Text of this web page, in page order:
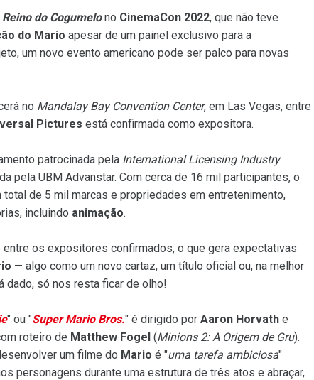
Reino do Cogumelono CinemaCon 2022, que não teve
do Mario apesar de um painel exclusivo para a
um novo evento americano pode ser palco para novas
no Mandalay Bay Convention Center, em Las Vegas, entre
Pictures está confirmada como expositora.
patrocinada pela International Licensing Industry
pela UBM Advanstar. Com cerca de 16 mil participantes, o
de 5 mil marcas e propriedades em entretenimento,
incluindo animação.
entre os expositores confirmados, o que gera expectativas
— algo como um novo cartaz, um título oficial ou, na melhor
dado, só nos resta ficar de olho!
" ou "Super Mario Bros." é dirigido por Aaron Horvath e
roteiro de Matthew Fogel (Minions 2: A Origem de Gru).
um filme do Mario é "uma tarefa ambiciosa"
personagens durante uma estrutura de três atos e abraçar,